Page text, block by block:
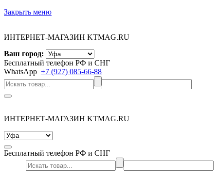
Закрыть меню
ИНТЕРНЕТ-МАГАЗИН KTMAG.RU
Ваш город:
Бесплатный телефон РФ и СНГ
WhatsApp +7 (927) 085-66-88
ИНТЕРНЕТ-МАГАЗИН KTMAG.RU
Бесплатный телефон РФ и СНГ